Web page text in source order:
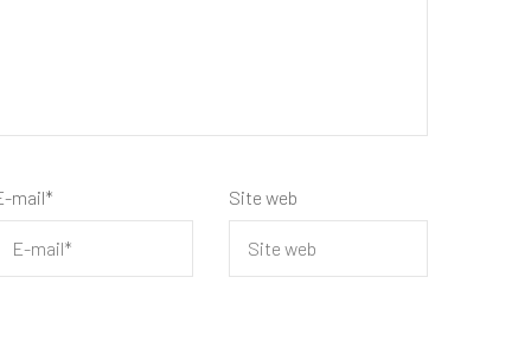
mail* Site web